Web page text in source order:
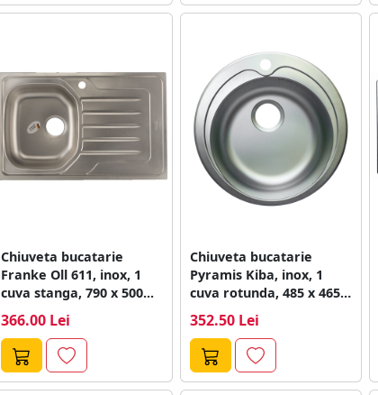
Chiuveta bucatarie
Franke Oll 611, inox, 1
cuva stanga, 790 x 500...
366.00 Lei
Chiuveta bucatarie
Pyramis Kiba, inox, 1
cuva rotunda, 485 x 465
352.50 Lei